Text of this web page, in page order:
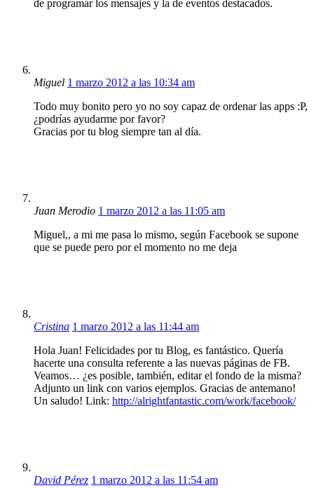
de programar los mensajes y la de eventos destacados.
Miguel 1 marzo 2012 a las 10:34 am
Todo muy bonito pero yo no soy capaz de ordenar las apps :P,
¿podrías ayudarme por favor?
Gracias por tu blog siempre tan al día.
Juan Merodio 1 marzo 2012 a las 11:05 am
Miguel,, a mi me pasa lo mismo, según Facebook se supone
que se puede pero por el momento no me deja
Cristina 1 marzo 2012 a las 11:44 am
Hola Juan! Felicidades por tu Blog, es fantástico. Quería
hacerte una consulta referente a las nuevas páginas de FB.
Veamos… ¿es posible, también, editar el fondo de la misma?
Adjunto un link con varios ejemplos. Gracias de antemano!
Un saludo! Link: http://alrightfantastic.com/work/facebook/
David Pérez 1 marzo 2012 a las 11:54 am